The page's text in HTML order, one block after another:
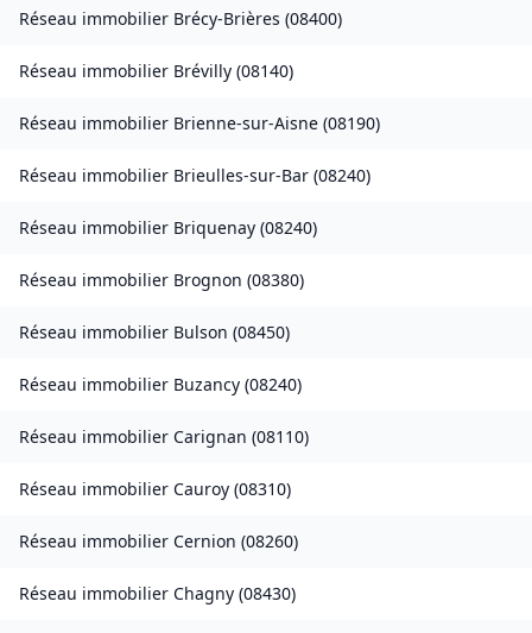
Réseau immobilier Brécy-Brières (08400)
Réseau immobilier Brévilly (08140)
Réseau immobilier Brienne-sur-Aisne (08190)
Réseau immobilier Brieulles-sur-Bar (08240)
Réseau immobilier Briquenay (08240)
Réseau immobilier Brognon (08380)
Réseau immobilier Bulson (08450)
Réseau immobilier Buzancy (08240)
Réseau immobilier Carignan (08110)
Réseau immobilier Cauroy (08310)
Réseau immobilier Cernion (08260)
Réseau immobilier Chagny (08430)